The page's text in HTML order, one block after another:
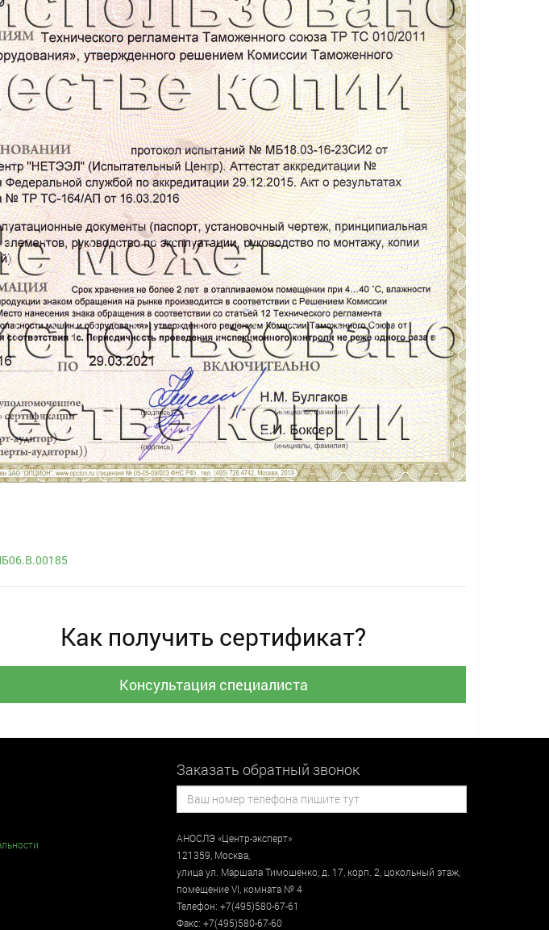
Как получить сертификат?
Консультация специалиста
Заказать обратный звонок
АНОСЛЭ «Центр-эксперт»
121359 Москва
улицаул. Маршала Тимошенко, д. 17, корп. 2, цокольный этаж
помещение VI, комната № 4
Телефон: +7(495)580-67-61
Факс: +7(495)580-67-60